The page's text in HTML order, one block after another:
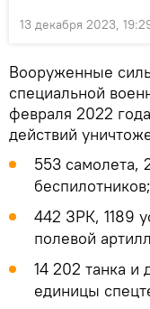
13 декабря 2023,
Вооруженные
специальной
февраля 2022
действий
553 самолета,
беспилотников;
442 ЗРК, 1189
полевой
14 202 танка и
единицы